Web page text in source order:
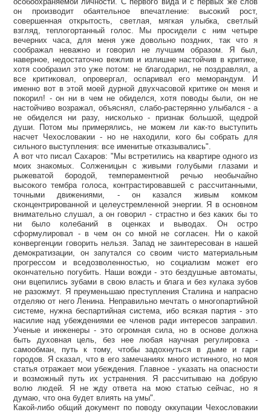
он производит обаятельное впечатление: высокий рост,
совершенная открытость, светлая, мягкая улыбка, светлый
взгляд, теплогортанный голос. Мы просидели с ним четыре
вечерних часа, для меня уже довольно поздних, так что я
соображал неважно и говорил не лучшим образом. Я был,
наверное, недостаточно вежлив и излишне настойчив в критике,
хотя сообразил это уже потом: не благодарил, не поздравлял, а
все критиковал, опровергал, оспаривал его меморандум. И
именно вот в этой моей дурной двухчасовой критике он меня и
покорил! - он ни в чем не обиделся, хотя поводы были, он не
настойчиво возражал, объяснял, слабо-растерянно улыбался - а
не обиделся ни разу, нисколько - признак большой, щедрой
души. Потом мы примерялись, не можем ли как-то выступить
насчет Чехословакии - но не находили, кого бы собрать для
сильного выступления: все именитые отказывались".
А вот что писал Сахаров: "Мы встретились на квартире одного из
моих знакомых. Солженицын с живыми голубыми глазами и
рыжеватой бородой, темпераментной речью необычайно
высокого тембра голоса, контрастировавшей с рассчитанными,
точными движениями, - он казался живым комком
сконцентрированной и целеустремленной энергии. Я в основном
внимательно слушал, а он говорил - страстно и без каких бы то
ни было колебаний в оценках и выводах. Он остро
сформулировал - в чем он со мной не согласен. Ни о какой
конвергенции говорить нельзя. Запад не заинтересован в нашей
демократизации, он запутался со своим чисто материальным
прогрессом и вседозволенностью, но социализм может его
окончательно погубить. Наши вожди - это бездушные автоматы,
они вцепились зубами в свою власть и блага и без кулака зубов
не разожмут. Я преуменьшаю преступления Сталина и напрасно
отделяю от него Ленина. Неправильно мечтать о многопартийной
системе, нужна беспартийная система, ибо всякая партия - это
насилие над убеждениями ее членов ради интересов заправил.
Ученые и инженеры - это огромная сила, но в основе должна
быть духовная цель, без нее любая научная регулировка -
самообман, путь к тому, чтобы задохнуться в дыме и гари
городов. Я сказал, что в его замечаниях много истинного, но моя
статья отражает мои убеждения. Главное - указать на опасности
и возможный путь их устранения. Я рассчитываю на добрую
волю людей. Я не жду ответа на мою статью сейчас, но я
думаю, что она будет влиять на умы".
Какой-либо общий документ по поводу оккупации Чехословакии